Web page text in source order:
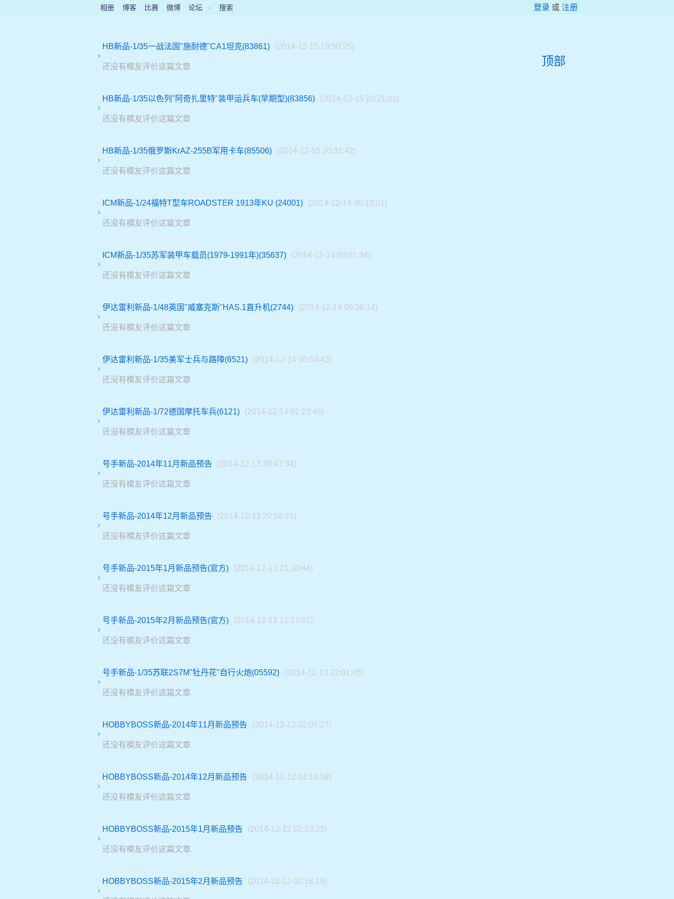
相册 博客 比赛 微博 论坛 搜索 登录 或 注册
HB新品-1/35一战法国"施耐德"CA1坦克(83861) (2014-12-15 19:50:25)
还没有模友评价这篇文章
HB新品-1/35以色列"阿奇扎里特"装甲运兵车(早期型)(83856) (2014-12-15 20:21:21)
还没有模友评价这篇文章
HB新品-1/35俄罗斯KrAZ-255B军用卡车(85506) (2014-12-15 20:31:42)
还没有模友评价这篇文章
ICM新品-1/24福特T型车ROADSTER 1913年KU (24001) (2014-12-14 00:13:51)
还没有模友评价这篇文章
ICM新品-1/35苏军装甲车载员(1979-1991年)(35637) (2014-12-14 00:01:34)
还没有模友评价这篇文章
伊达雷利新品-1/48英国"威塞克斯"HAS.1直升机(2744) (2014-12-14 00:36:14)
还没有模友评价这篇文章
伊达雷利新品-1/35美军士兵与路障(6521) (2014-12-14 00:54:43)
还没有模友评价这篇文章
伊达雷利新品-1/72德国摩托车兵(6121) (2014-12-14 01:23:46)
还没有模友评价这篇文章
号手新品-2014年11月新品预告 (2014-12-13 20:47:34)
还没有模友评价这篇文章
号手新品-2014年12月新品预告 (2014-12-13 20:58:25)
还没有模友评价这篇文章
号手新品-2015年1月新品预告(官方) (2014-12-13 21:10:44)
还没有模友评价这篇文章
号手新品-2015年2月新品预告(官方) (2014-12-13 21:17:01)
还没有模友评价这篇文章
号手新品-1/35苏联2S7M"牡丹花"自行火炮(05592) (2014-12-13 22:01:45)
还没有模友评价这篇文章
HOBBYBOSS新品-2014年11月新品预告 (2014-12-12 02:07:27)
还没有模友评价这篇文章
HOBBYBOSS新品-2014年12月新品预告 (2014-12-12 02:10:59)
还没有模友评价这篇文章
HOBBYBOSS新品-2015年1月新品预告 (2014-12-12 02:13:23)
还没有模友评价这篇文章
HOBBYBOSS新品-2015年2月新品预告 (2014-12-12 02:16:19)
顶部